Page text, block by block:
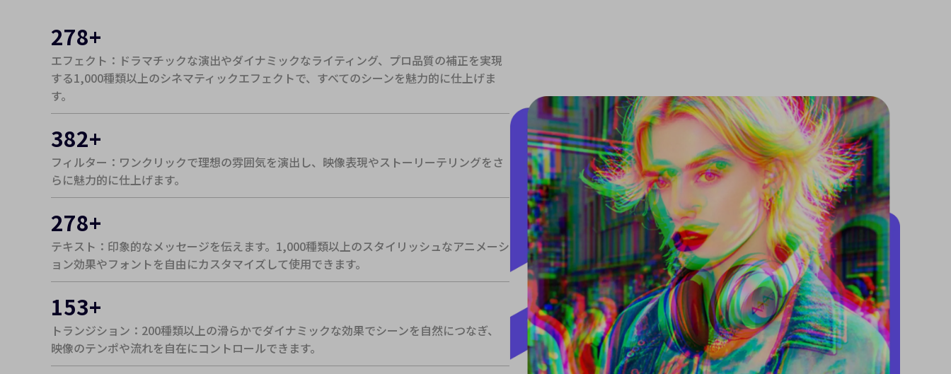
278+
エフェクト：ドラマチックな演出やダイナミックなライティング、プロ品質の補正を実現
する1,000種類以上のシネマティックエフェクトで、すべてのシーンを魅力的に仕上げま
す。
382+
フィルター：ワンクリックで理想の雰囲気を演出し、映像表現やストーリーテリングをさ
らに魅力的に仕上げます。
278+
テキスト：印象的なメッセージを伝えます。1,000種類以上のスタイリッシュなアニメーシ
ョン効果やフォントを自由にカスタマイズして使用できます。
153+
トランジション：200種類以上の滑らかでダイナミックな効果でシーンを自然につなぎ、
映像のテンポや流れを自在にコントロールできます。